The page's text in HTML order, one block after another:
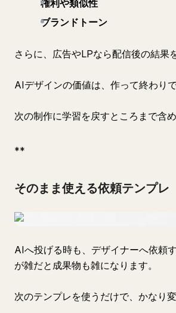
権利や類似性
ブランドトーン
さらに、広告やLPなら配信後の結果
AIデザインの価値は、作って終わり
次の制作に学習を戻すところまで含め
**
そのまま使える依頼テンプレ
AIへ投げる時も、デザイナーへ依頼
が雑だと成果物も雑になります。
次のテンプレを使うだけで、かなり変